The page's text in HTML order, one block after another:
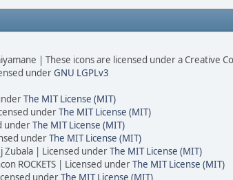
| These icons are licensed under a Creative
underGNU LGPLv3
The MIT License (MIT)
underThe MIT License (MIT)
underThe MIT License (MIT)
underThe MIT License (MIT)
Zubala | Licensed underThe MIT License (MIT)
ROCKETS | Licensed underThe MIT License (MIT)
underThe MIT License (MIT)